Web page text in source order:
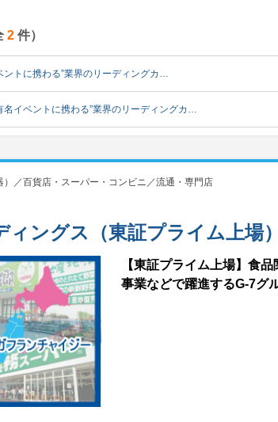
2 件）
ントに携わる”業界のリーディングカ…
名イベントに携わる”業界のリーディングカ…
／百貨店・スーパー・コンビニ／流通・専門店
ングス（東証プライム上場）
【東証プライム上場】食
事業などで躍進するG-7グ